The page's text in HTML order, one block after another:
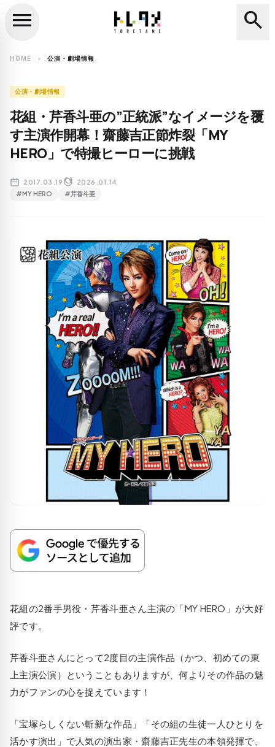
search
menu search
HOME chevron_right 公演・劇場情報
公演・劇場情報
花組・芹香斗亜の”正統派”なイメージを覆
す主演作開幕！齋藤吉正節炸裂「MY
HERO」で特撮ヒーローに挑戦
2017.03.19 2026.01.14
#MY HERO #芹香斗亜
花組の2番手男役・芹香斗亜さん主演の「MY HERO」が大好
評です。
芹香斗亜さんにとって2度目の主演作品（かつ、初めての東
上主演公演）ということもありますが、何よりその作品の魅
力がファンの心を捉えています！
「宝塚らしくない斬新な作品」「その組の生徒一人ひとりを
活かす演出」で人気の演出家・齋藤吉正先生の本領発揮で、